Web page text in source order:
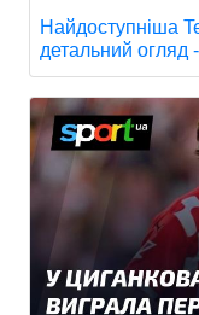
Найдоступніша
детальний огляд